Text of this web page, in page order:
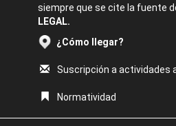
siempre que se cite la fuente
LEGAL.
¿Cómo llegar?
Suscripción a actividades
Normatividad